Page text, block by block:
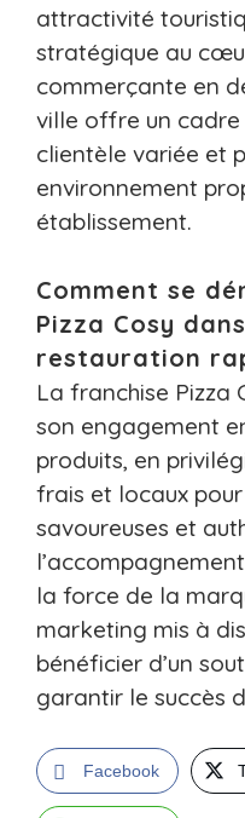
attractivité
stratégique au
commerçante en
ville offre un
clientèle variée et
environnement
établissement.
Comment se
Pizza Cosy
restauration
La franchise Pizza
son engagement
produits, en
frais et locaux
savoureuses et
la force de la
marketing mis à
bénéficier d’un
garantir le succès
Facebook